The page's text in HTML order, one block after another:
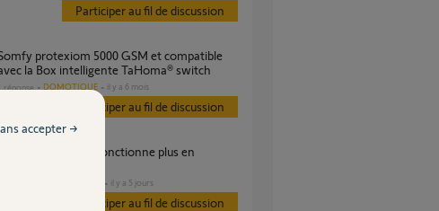
Participer au fil de discussion
et compatible
la Box intelligente TaHoma® switch
réponse DOMOTIQUE il y a 6 mois
Participer au fil de discussion
il y a 5 jours
Participer au fil de discussion
accepter →